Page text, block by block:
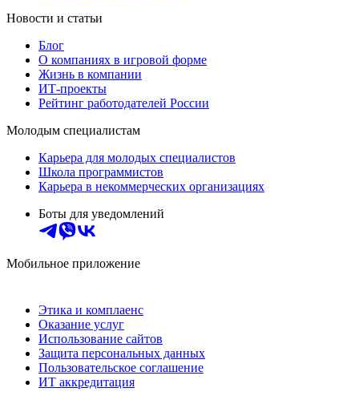
Новости и статьи
Блог
О компаниях в игровой форме
Жизнь в компании
ИТ-проекты
Рейтинг работодателей России
Молодым специалистам
Карьера для молодых специалистов
Школа программистов
Карьера в некоммерческих организациях
Боты для уведомлений
Мобильное приложение
Этика и комплаенс
Оказание услуг
Использование сайтов
Защита персональных данных
Пользовательское соглашение
ИТ аккредитация